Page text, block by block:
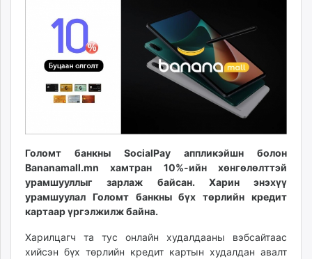
mnb.mn
Eguur.mn
shuud.mn
ergelt.mn
zarig.mn
today.mn
zuv.mn
mminfo.mn
ugluu.mn
urlag.mn
unen.mn
Голомт банкны SocialPay аппликэйшн болон
Bananamall.mn хамтран 10%-ийн хөнгөлөлттэй
урамшууллыг зарлаж байсан. Харин энэхүү
урамшуулал Голомт банкны бүх төрлийн кредит
картаар үргэлжилж байна.
Харилцагч та тус онлайн худалдааны вэбсайтаас
хийсэн бүх төрлийн кредит картын худалдан авалт